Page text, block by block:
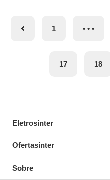
1
17 18
Eletrosinter
Ofertasinter
Sobre